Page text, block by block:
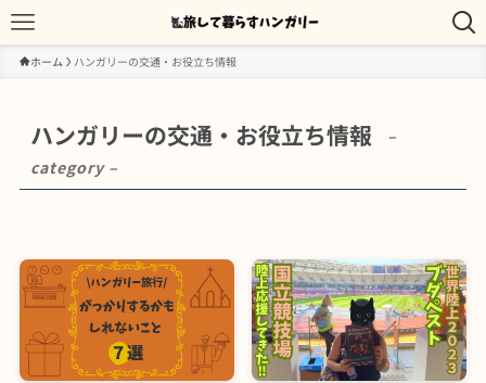
ホーム ハンガリーの交通・お役立ち情報
ハンガリーの交通・お役立ち情報
–
category –